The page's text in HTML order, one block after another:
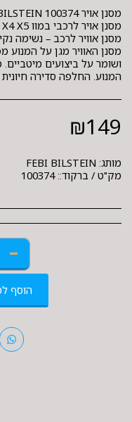
מסנן האוויר מגן על המנוע
ושומר על ביצועים
המנוע. החלפה סדירה
₪149
מותג: FEBI BILSTEIN
מק"ט / ברקוד:: 100374
הוסף